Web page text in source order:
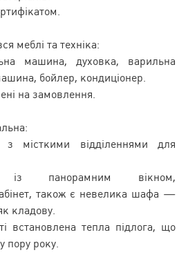
меблі та техніка:
машина, духовка, варильна
бойлер, кондиціонер.
на замовлення.
місткими відділеннями для
із панорамним вікном,
також є невелика шафа —
кладову.
встановлена тепла підлога, що
пору року.